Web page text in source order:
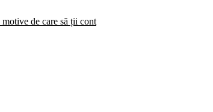
de care să ții cont